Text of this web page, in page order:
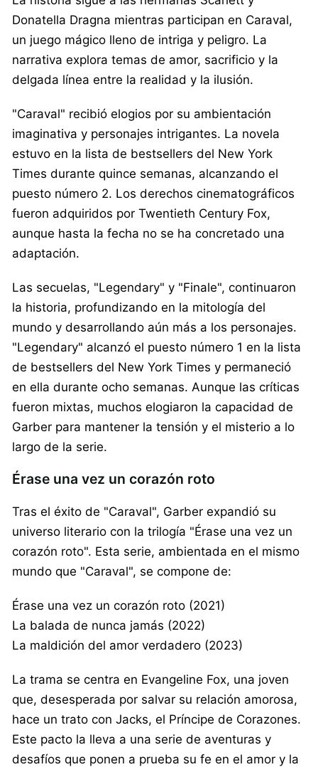
Donatella Dragna mientras participan en Caraval,
un juego mágico lleno de intriga y peligro. La
narrativa explora temas de amor, sacrificio y la
delgada línea entre la realidad y la ilusión.
"Caraval" recibió elogios por su ambientación
imaginativa y personajes intrigantes. La novela
estuvo en la lista de bestsellers del New York
Times durante quince semanas, alcanzando el
puesto número 2. Los derechos cinematográficos
fueron adquiridos por Twentieth Century Fox,
aunque hasta la fecha no se ha concretado una
adaptación.
Las secuelas, "Legendary" y "Finale", continuaron
la historia, profundizando en la mitología del
mundo y desarrollando aún más a los personajes.
"Legendary" alcanzó el puesto número 1 en la lista
de bestsellers del New York Times y permaneció
en ella durante ocho semanas. Aunque las críticas
fueron mixtas, muchos elogiaron la capacidad de
Garber para mantener la tensión y el misterio a lo
largo de la serie.
Érase una vez un corazón roto
Tras el éxito de "Caraval", Garber expandió su
universo literario con la trilogía "Érase una vez un
corazón roto". Esta serie, ambientada en el mismo
mundo que "Caraval", se compone de:
Érase una vez un corazón roto (2021)
La balada de nunca jamás (2022)
La maldición del amor verdadero (2023)
La trama se centra en Evangeline Fox, una joven
que, desesperada por salvar su relación amorosa,
hace un trato con Jacks, el Príncipe de Corazones.
Este pacto la lleva a una serie de aventuras y
desafíos que ponen a prueba su fe en el amor y la